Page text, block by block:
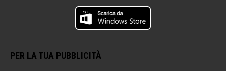
PER LA TUA PUBBLICITÀ